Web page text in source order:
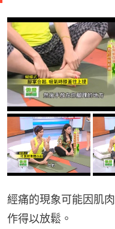
經痛的現象可能因肌
作得以放鬆。